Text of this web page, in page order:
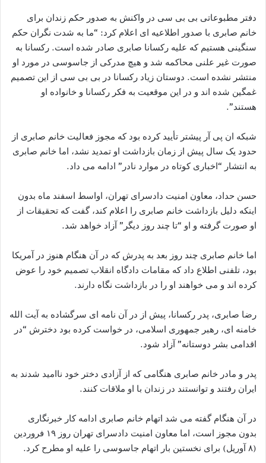
دفتر مطبوعاتی بی بی سی در واکنش به صدور حکم زندان برای
خانم صابری با صدور اطلاعیه ای اعلام کرد: “ما به شدت نگران حکم
سنگینی هستیم که علیه رکسانا صابری صادر شده است. رکسانا به
صورت غیر علنی محاکمه شد و هیچ مدرکی از جاسوسی در مورد او
منتشر نشده است. دوستان زیاد رکسانا در بی بی سی از این تصمیم
غمگین شده اند و در این موقعیت به فکر رکسانا و خانواده او
هستند”.
شبکه ان پی آر پیشتر تأیید کرده بود که مجوز فعالیت خانم صابری از
حدود یک سال پیش از زمان بازداشت او تمدید نشد، اما خانم صابری
به انتشار “اخباری کوتاه در موارد نادر” ادامه می داد.
حسن حداد، معاون امنیت دادسرای تهران، اواسط اسفند ماه بدون
اینکه دلیل بازداشت خانم صابری را اعلام کند، گفت که تحقیقات از
او صورت گرفته و او “تا چند روز دیگر” آزاد خواهد شد.
اما خانم صابری چند روز بعد به پدرش که در آن هنگام هنوز در آمریکا
بود، تلفنی اطلاع داد که مقامات دادگاه انقلاب تصمیم خود را عوض
کرده اند و می خواهند او را در بازداشت نگاه دارند.
رضا صابری، پدر رکسانا، پیش از در آن نامه ای سرگشاده به آیت الله
خامنه ای، رهبر جمهوری اسلامی، در خواست کرده بود دخترش “در
اقدامی بشر دوستانه” آزاد شود.
پدر و مادر خانم صابری هنگامی که از آزادی دختر خود ناامید شدند به
ایران رفتند و توانستند در زندان با او ملاقات کنند.
در آن هنگام گفته می شد اتهام خانم صابری ادامه کار خبرنگاری
بدون مجوز است، اما معاون امنیت دادسرای تهران روز ۱۹ فروردین
(۸ آوریل) برای نخستین بار اتهام جاسوسی را علیه او مطرح کرد.